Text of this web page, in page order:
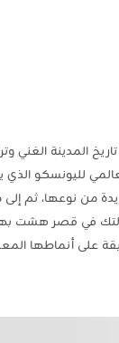
المدينة الغني
لليونسكو
من نوعها، ثم
جولتك في قصر
أنماطها